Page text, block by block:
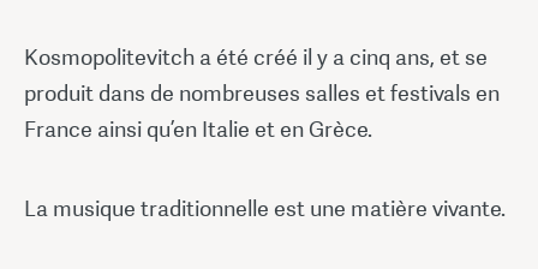
Kosmopolitevitch a été créé il y a cinq ans, et se
produit dans de nombreuses salles et festivals en
France ainsi qu’en Italie et en Grèce.
La musique traditionnelle est une matière vivante.